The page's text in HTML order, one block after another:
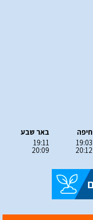
חיפה
19:03
20:12
באר שבע
19:11
20:09